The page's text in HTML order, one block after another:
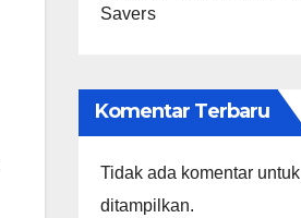
Savers
Komentar Terbaru
Tidak ada komentar untuk
ditampilkan.